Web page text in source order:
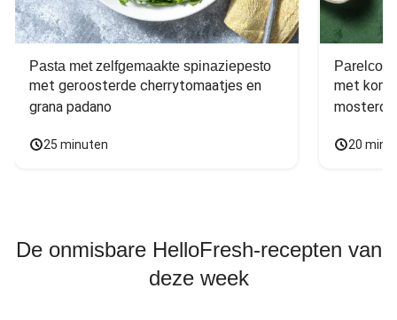
Pasta met zelfgemaakte spinaziepesto
met geroosterde cherrytomaatjes en
grana padano
25 minuten
met
20
De onmisbare HelloFresh-recepten van
deze week